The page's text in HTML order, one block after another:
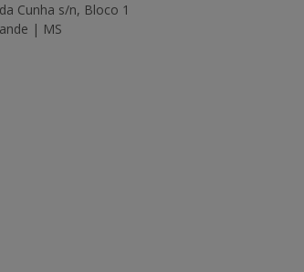
Cunha s/n, Bloco 1
| MS